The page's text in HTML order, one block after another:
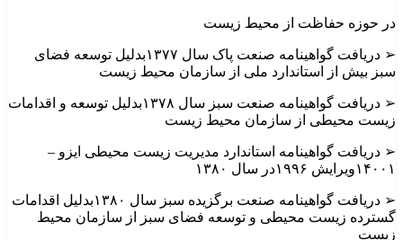
در حوزه حفاظت از محیط زیست
➢ دریافت گواهینامه صنعت پاک سال ۱۳۷۷بدلیل توسعه فضای
سبز بیش از استاندارد ملی از سازمان محیط زیست
➢ دریافت گواهینامه صنعت سبز سال ۱۳۷۸بدلیل توسعه و اقدامات
زیست محیطی از سازمان محیط زیست
➢ دریافت گواهینامه استاندارد مدیریت زیست محیطی ایزو –
۱۴۰۰۱ویرایش ۱۹۹۶در سال ۱۳۸۰
➢ دریافت گواهینامه صنعت برگزیده سبز سال ۱۳۸۰بدلیل اقدامات
گسترده زیست محیطی و توسعه فضای سبز از سازمان محیط
زیست